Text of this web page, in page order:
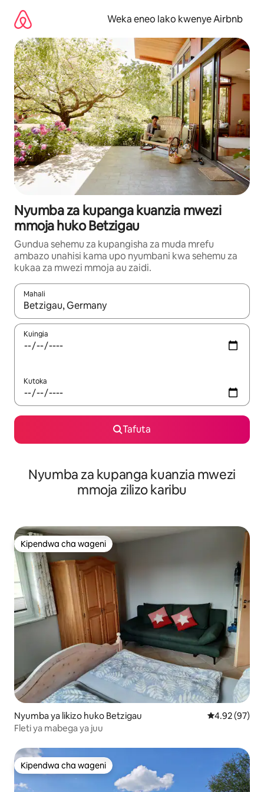
kwenda
kwenye
maudhui
Weka eneo lako kwenye Airbnb
Nyumba za kupanga kuanzia mwezi
mmoja huko Betzigau
Gundua sehemu za kupangisha za muda mrefu
ambazo unahisi kama upo nyumbani kwa sehemu za
kukaa za mwezi mmoja au zaidi.
Mahali
Wakati matokeo yanapatikana, vinjari kwa kutumia vitufe vya
Kuingia
Kutoka
Tafuta
Nyumba za kupanga kuanzia mwezi
mmoja zilizo karibu
Kipendwa cha wageni
Kipendwa cha wageni
Nyumba ya likizo huko Betzigau Ukadiriaji wa
4.92 (97)
Fleti ya mabega ya juu
Kipendwa cha wageni
Kipendwa cha wageni